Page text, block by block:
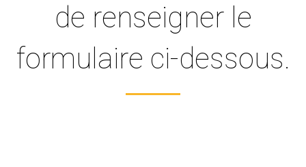
de renseigner le
formulaire ci-dessous.